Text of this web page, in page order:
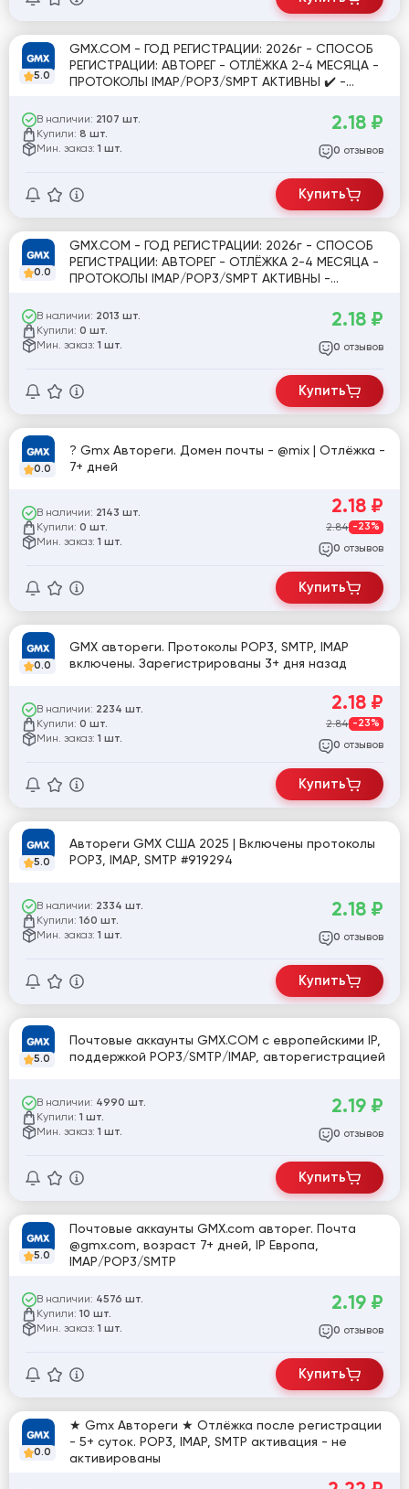
5.0
GMX.COM - ГОД РЕГИСТРАЦИИ: 2026г - СПОСОБ
РЕГИСТРАЦИИ: АВТОРЕГ - ОТЛЁЖКА 2-4 МЕСЯЦА -
ПРОТОКОЛЫ IMAP/POP3/SMPT АКТИВНЫ ✔️ -
[842582]
В наличии: 2107 шт.
Купили: 8 шт.
Мин. заказ: 1 шт.
2.18 ₽
0 отзывов
Купить
0.0
GMX.COM - ГОД РЕГИСТРАЦИИ: 2026г - СПОСОБ
РЕГИСТРАЦИИ: АВТОРЕГ - ОТЛЁЖКА 2-4 МЕСЯЦА -
ПРОТОКОЛЫ IMAP/POP3/SMPT АКТИВНЫ -
#919789
В наличии: 2013 шт.
Купили: 0 шт.
Мин. заказ: 1 шт.
2.18 ₽
0 отзывов
Купить
0.0
? Gmx Автореги. Домен почты - @mix | Отлёжка -
7+ дней
В наличии: 2143 шт.
Купили: 0 шт.
Мин. заказ: 1 шт.
2.18 ₽
2.84 -23%
0 отзывов
Купить
0.0
GMX автореги. Протоколы POP3, SMTP, IMAP
включены. Зарегистрированы 3+ дня назад
В наличии: 2234 шт.
Купили: 0 шт.
Мин. заказ: 1 шт.
2.18 ₽
2.84 -23%
0 отзывов
Купить
5.0
Автореги GMX США 2025 | Включены протоколы
POP3, IMAP, SMTP #919294
В наличии: 2334 шт.
Купили: 160 шт.
Мин. заказ: 1 шт.
2.18 ₽
0 отзывов
Купить
5.0
Почтовые аккаунты GMX.COM с европейскими IP,
поддержкой POP3/SMTP/IMAP, авторегистрацией
В наличии: 4990 шт.
Купили: 1 шт.
Мин. заказ: 1 шт.
2.19 ₽
0 отзывов
Купить
5.0
Почтовые аккаунты GMX.com авторег. Почта
@gmx.com, возраст 7+ дней, IP Европа,
IMAP/POP3/SMTP
В наличии: 4576 шт.
Купили: 10 шт.
Мин. заказ: 1 шт.
2.19 ₽
0 отзывов
Купить
0.0
★ Gmx Автореги ★ Отлёжка после регистрации
- 5+ суток. POP3, IMAP, SMTP активация - не
активированы